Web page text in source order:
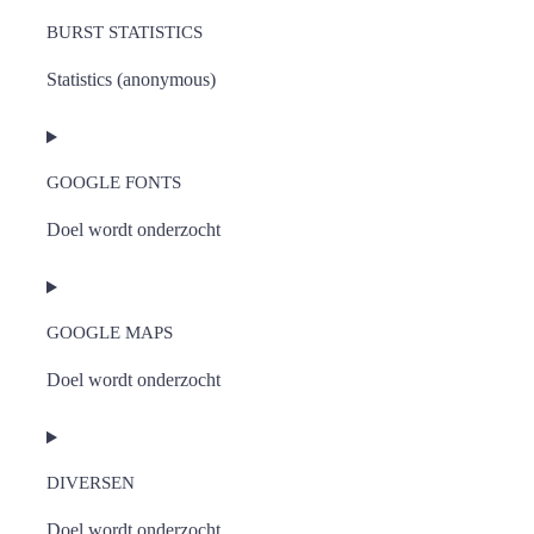
to
BURST STATISTICS
Statistics (anonymous)
Consent
to
statistics
GOOGLE FONTS
Doel wordt onderzocht
Consent
to
fonts
GOOGLE MAPS
Doel wordt onderzocht
Consent
to
DIVERSEN